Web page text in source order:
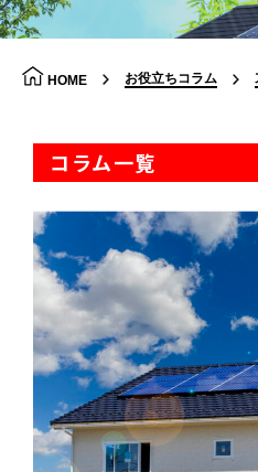
HOME お役立ちコラム
コラム一覧